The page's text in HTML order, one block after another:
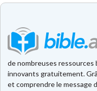
de nombreuses
innovants gratuitement.
et comprendre le message